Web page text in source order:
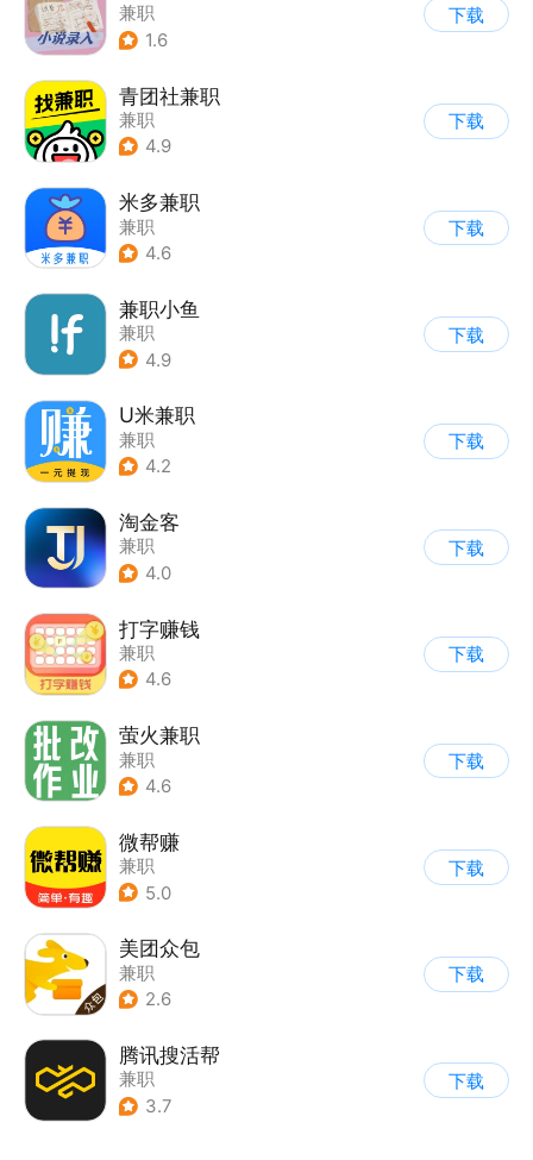
兼职
1.6
下载
青团社兼职
兼职
4.9
下载
米多兼职
兼职
4.6
下载
兼职小鱼
兼职
4.9
下载
U米兼职
兼职
4.2
下载
淘金客
兼职
4.0
下载
打字赚钱
兼职
4.6
下载
萤火兼职
兼职
4.6
下载
微帮赚
兼职
5.0
下载
美团众包
兼职
2.6
下载
腾讯搜活帮
兼职
3.7
下载